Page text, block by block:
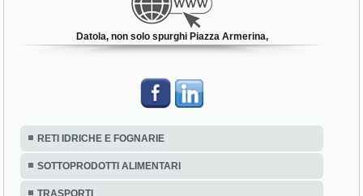
Datola, non solo spurghi Piazza Armerina,
RETI IDRICHE E FOGNARIE
SOTTOPRODOTTI ALIMENTARI
TRASPORTI